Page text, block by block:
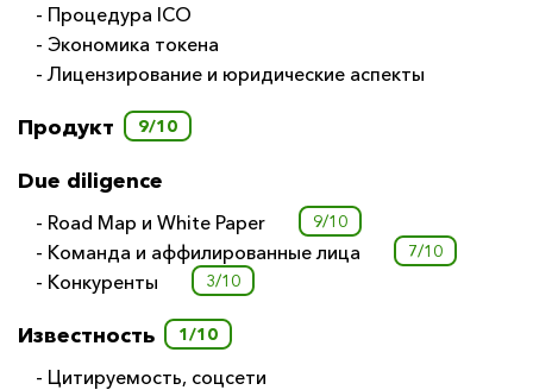
- Процедура ICO
- Экономика токена
- Лицензирование и юридические аспекты
Продукт 9/10
Due diligence
- Road Map и White Paper 9/10
- Команда и аффилированные лица 7/10
- Конкуренты 3/10
Известность 1/10
- Цитируемость, соцсети